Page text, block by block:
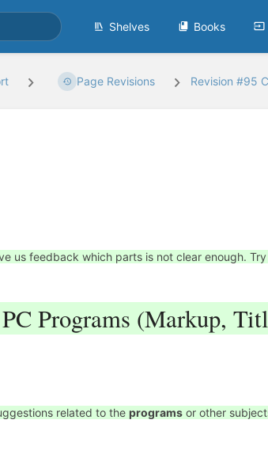
Shelves Books
Page Revisions Revision #95
us feedback which parts is not clear enough.
Programs (Markup,
related to the programs or other